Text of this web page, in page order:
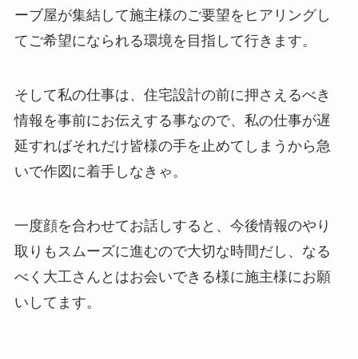
ーブ屋が集結して施主様のご要望をヒアリングし
てご希望になられる環境を目指して行きます。
そして私の仕事は、住宅設計の前に押さえるべき
情報を事前にお伝えする事なので、私の仕事が遅
延すればそれだけ皆様の手を止めてしまうから急
いで作図に着手しなきゃ。
一度顔を合わせてお話しすると、今後情報のやり
取りもスムーズに進むので大切な時間だし、なる
べく大工さんとはお会いできる様に施主様にお願
いしてます。